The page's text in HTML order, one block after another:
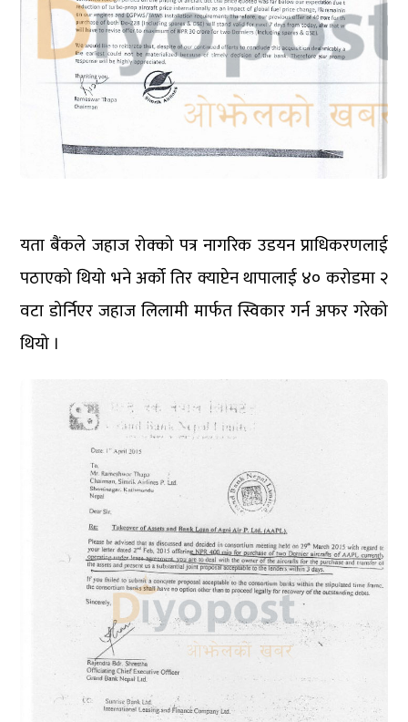
यता बैंकले जहाज रोक्को पत्र नागरिक उडयन प्राधिकरणलाई
पठाएको थियो भने अर्को तिर क्याप्टेन थापालाई ४० करोडमा २
वटा डोर्निएर जहाज लिलामी मार्फत स्विकार गर्न अफर गरेको
थियो ।